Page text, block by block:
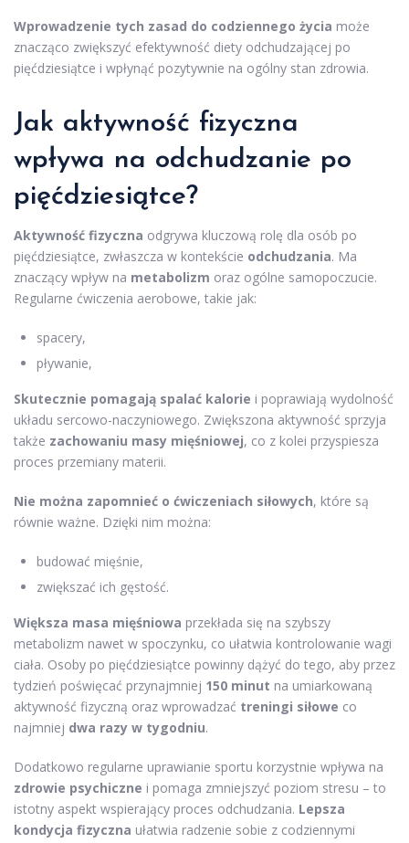
Wprowadzenie tych zasad do codziennego życia może
znacząco zwiększyć efektywność diety odchudzającej po
pięćdziesiątce i wpłynąć pozytywnie na ogólny stan zdrowia.
Jak aktywność fizyczna
wpływa na odchudzanie po
pięćdziesiątce?
Aktywność fizyczna odgrywa kluczową rolę dla osób po
pięćdziesiątce, zwłaszcza w kontekście odchudzania. Ma
znaczący wpływ na metabolizm oraz ogólne samopoczucie.
Regularne ćwiczenia aerobowe, takie jak:
spacery,
pływanie,
Skutecznie pomagają spalać kalorie i poprawiają wydolność
układu sercowo-naczyniowego. Zwiększona aktywność sprzyja
także zachowaniu masy mięśniowej, co z kolei przyspiesza
proces przemiany materii.
Nie można zapomnieć o ćwiczeniach siłowych, które są
równie ważne. Dzięki nim można:
budować mięśnie,
zwiększać ich gęstość.
Większa masa mięśniowa przekłada się na szybszy
metabolizm nawet w spoczynku, co ułatwia kontrolowanie wagi
ciała. Osoby po pięćdziesiątce powinny dążyć do tego, aby przez
tydzień poświęcać przynajmniej 150 minut na umiarkowaną
aktywność fizyczną oraz wprowadzać treningi siłowe co
najmniej dwa razy w tygodniu.
Dodatkowo regularne uprawianie sportu korzystnie wpływa na
zdrowie psychiczne i pomaga zmniejszyć poziom stresu – to
istotny aspekt wspierający proces odchudzania. Lepsza
kondycja fizyczna ułatwia radzenie sobie z codziennymi